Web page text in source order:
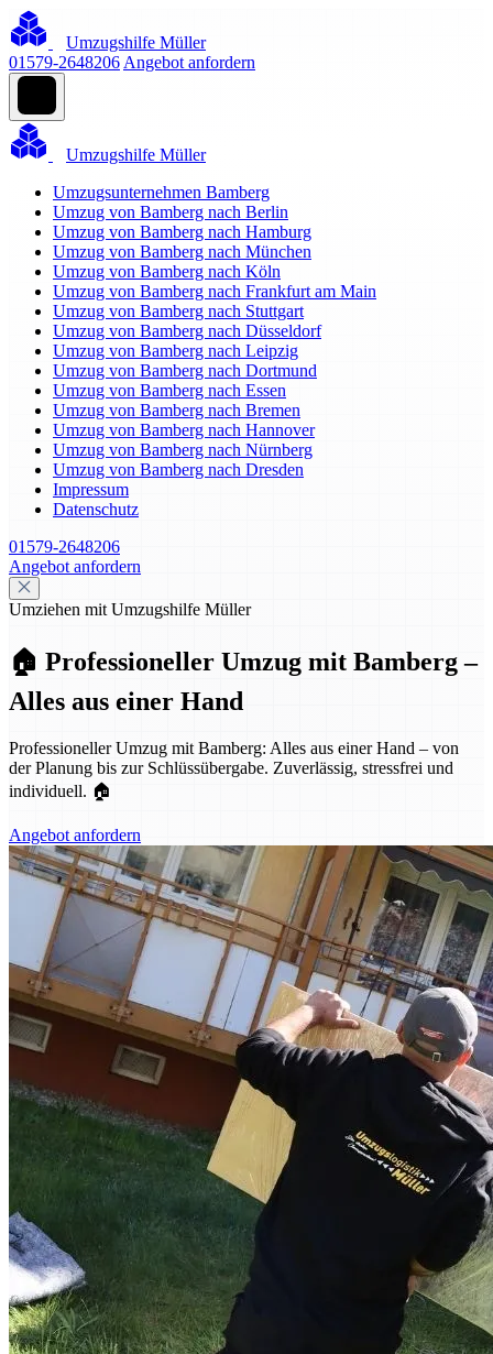
Umzugshilfe Müller
01579-2648206 Angebot anfordern
Umzugshilfe Müller
Umzugsunternehmen Bamberg
Umzug von Bamberg nach Berlin
Umzug von Bamberg nach Hamburg
Umzug von Bamberg nach München
Umzug von Bamberg nach Köln
Umzug von Bamberg nach Frankfurt am Main
Umzug von Bamberg nach Stuttgart
Umzug von Bamberg nach Düsseldorf
Umzug von Bamberg nach Leipzig
Umzug von Bamberg nach Dortmund
Umzug von Bamberg nach Essen
Umzug von Bamberg nach Bremen
Umzug von Bamberg nach Hannover
Umzug von Bamberg nach Nürnberg
Umzug von Bamberg nach Dresden
Impressum
Datenschutz
01579-2648206
Angebot anfordern
Umziehen mit Umzugshilfe Müller
🏠 Professioneller Umzug mit Bamberg –
Alles aus einer Hand
Professioneller Umzug mit Bamberg: Alles aus einer Hand – von
der Planung bis zur Schlüssübergabe. Zuverlässig, stressfrei und
individuell. 🏠
Angebot anfordern